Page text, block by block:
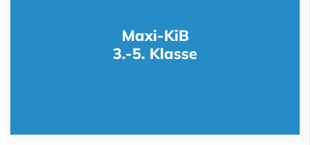
Maxi-KiB
3.-5. Klasse